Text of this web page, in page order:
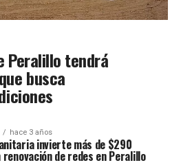
Peralillo tendrá
busca
hace 3 años
invierte más de $290
renovación de redes en Peralillo